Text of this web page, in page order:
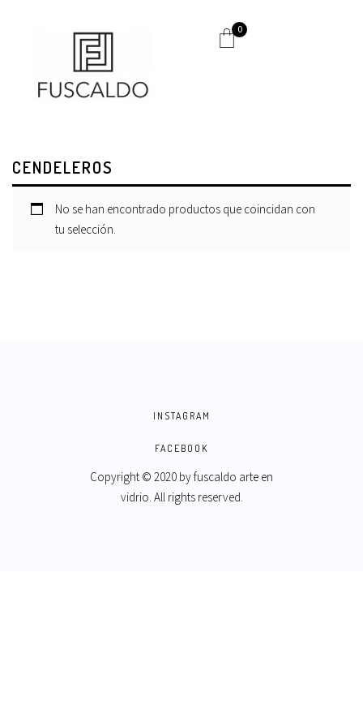
0
CENDELEROS
No se han encontrado productos que coincidan con
tu selección.
INSTAGRAM
FACEBOOK
Copyright © 2020 byfuscaldo arte en
vidrio. All rights reserved.